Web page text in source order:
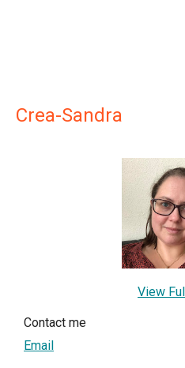
Crea-Sandra
View
Contact me
Email